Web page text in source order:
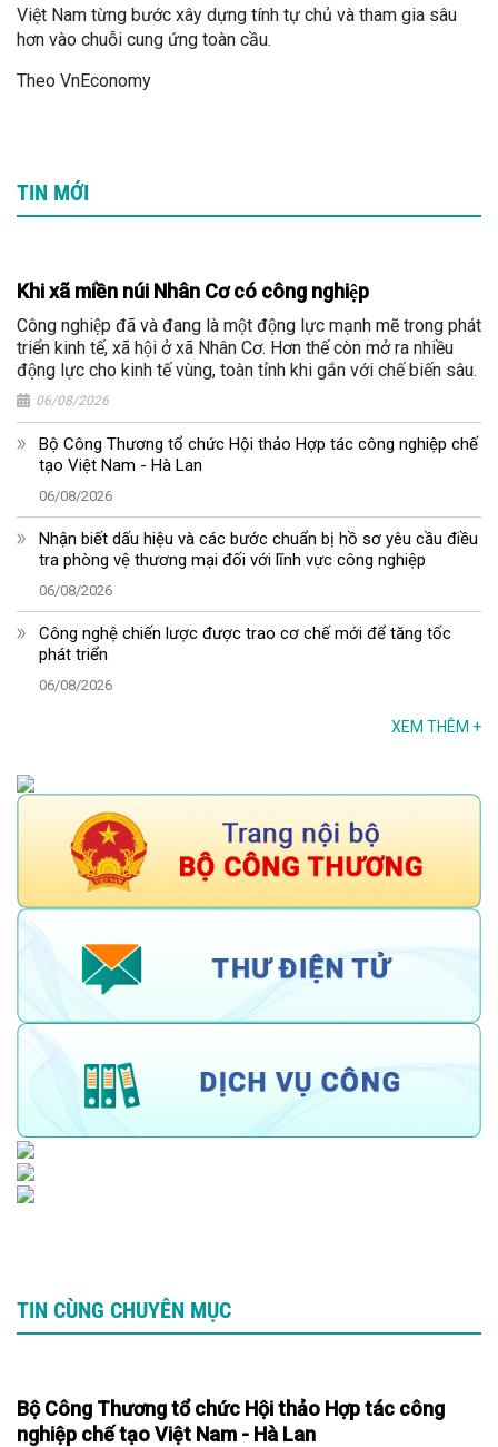
Việt Nam từng bước xây dựng tính tự chủ và tham gia sâu
hơn vào chuỗi cung ứng toàn cầu.
Theo VnEconomy
TIN MỚI
Khi xã miền núi Nhân Cơ có công nghiệp
Công nghiệp đã và đang là một động lực mạnh mẽ trong phát
triển kinh tế, xã hội ở xã Nhân Cơ. Hơn thế còn mở ra nhiều
động lực cho kinh tế vùng, toàn tỉnh khi gắn với chế biến sâu.
06/08/2026
Bộ Công Thương tổ chức Hội thảo Hợp tác công nghiệp chế
tạo Việt Nam - Hà Lan
06/08/2026
Nhận biết dấu hiệu và các bước chuẩn bị hồ sơ yêu cầu điều
tra phòng vệ thương mại đối với lĩnh vực công nghiệp
06/08/2026
Công nghệ chiến lược được trao cơ chế mới để tăng tốc
phát triển
06/08/2026
XEM THÊM +
TIN CÙNG CHUYÊN MỤC
Bộ Công Thương tổ chức Hội thảo Hợp tác công
nghiệp chế tạo Việt Nam - Hà Lan